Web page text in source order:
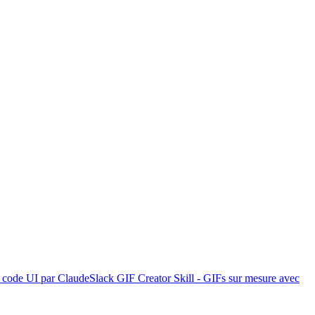
UI par ClaudeSlack GIF Creator Skill - GIFs sur mesure avec